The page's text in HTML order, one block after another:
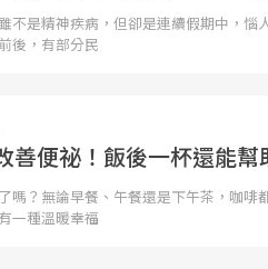
不是精神疾病，但卻是連續假期中，惱
後，有部分民
善便祕！飯後一杯還能幫
嗎？無論早餐、午餐還是下午茶，咖啡
一種溫暖幸福